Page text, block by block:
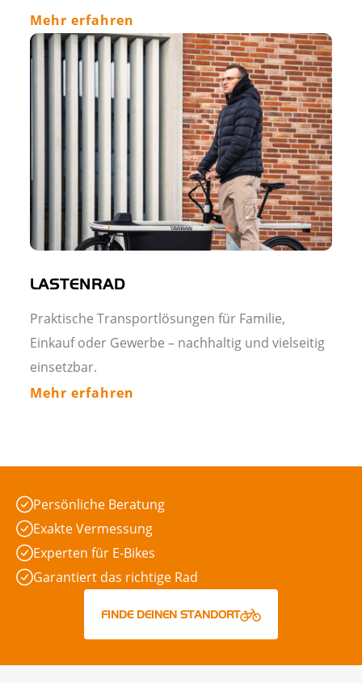
Mehr erfahren
LASTENRAD
Praktische Transportlösungen für Familie,
Einkauf oder Gewerbe – nachhaltig und vielseitig
einsetzbar.
Mehr erfahren
Persönliche Beratung
Exakte Vermessung
Experten für E-Bikes
Garantiert das richtige Rad
FINDE DEINEN STANDORT